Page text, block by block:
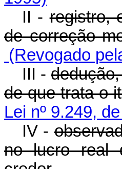
II -registro,
de correção
(Revogado
III -
de que trata o
Lei nº 9.249,
IV -
no lucro real